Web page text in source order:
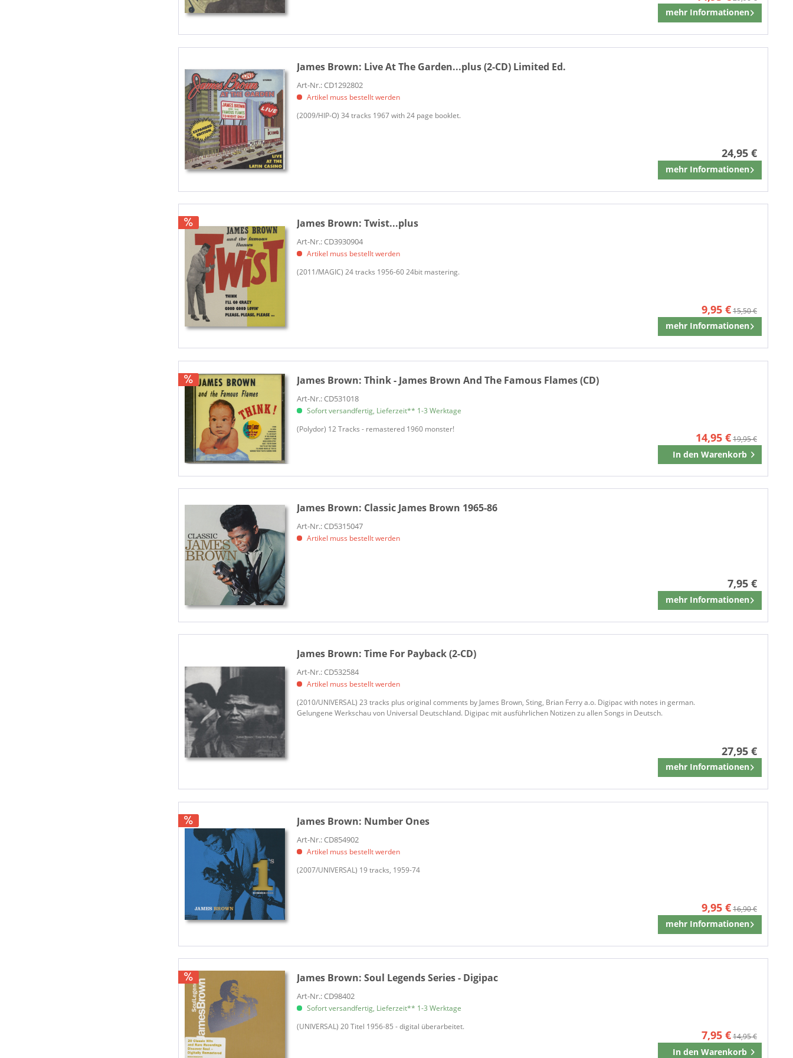
Universal (5)
Universal Music (2)
mehr Informationen
Merken
James Brown: Live At The Garden...plus (2-CD) Limited Ed.
Art-Nr.: CD1292802
Artikel muss bestellt werden
(2009/HIP-O) 34 tracks 1967 with 24 page booklet.
24,95 €
mehr Informationen
Merken
James Brown:Twist...plus
Art-Nr.: CD3930904
Artikel muss bestellt werden
(2011/MAGIC) 24 tracks 1956-60 24bit mastering.
9,95 €15,50 €
mehr Informationen
Merken
James Brown:Think - James Brown And The Famous Flames (CD)
Art-Nr.: CD531018
Sofort versandfertig, Lieferzeit** 1-3 Werktage
(Polydor) 12 Tracks - remastered 1960 monster!
14,95 €19,95 €
In den Warenkorb
Merken
James Brown: Classic James Brown 1965-86
Art-Nr.: CD5315047
Artikel muss bestellt werden
7,95 €
mehr Informationen
Merken
James Brown:Time For Payback (2-CD)
Art-Nr.: CD532584
Artikel muss bestellt werden
(2010/UNIVERSAL) 23 tracks plus original comments by James Brown, Sting, Brian Ferry a.o. Digipac with notes in german.
Gelungene Werkschau von Universal Deutschland. Digipac mit ausführlichen Notizen zu allen Songs in Deutsch.
27,95 €
mehr Informationen
Merken
James Brown: Number Ones
Art-Nr.: CD854902
Artikel muss bestellt werden
(2007/UNIVERSAL) 19 tracks, 1959-74
9,95 €16,90 €
mehr Informationen
Merken
James Brown:Soul Legends Series - Digipac
Art-Nr.: CD98402
Sofort versandfertig, Lieferzeit** 1-3 Werktage
(UNIVERSAL) 20 Titel 1956-85 - digital überarbeitet.
7,95 €14,95 €
In den Warenkorb
Merken